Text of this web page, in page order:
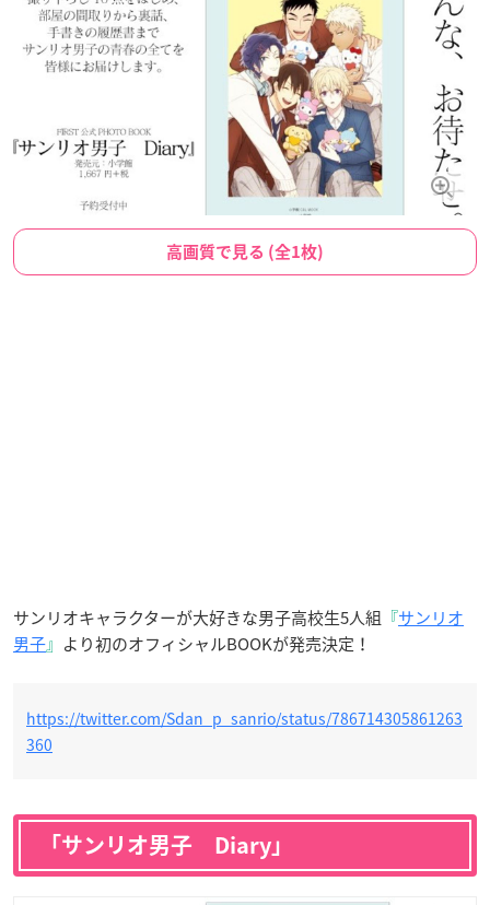
高画質で見る (全1枚)
サンリオキャラクターが大好きな男子高校生5人組 『サンリオ
男子』 より初のオフィシャルBOOKが発売決定！
https://twitter.com/Sdan_p_sanrio/status/786714305861263
360
「サンリオ男子 Diary」